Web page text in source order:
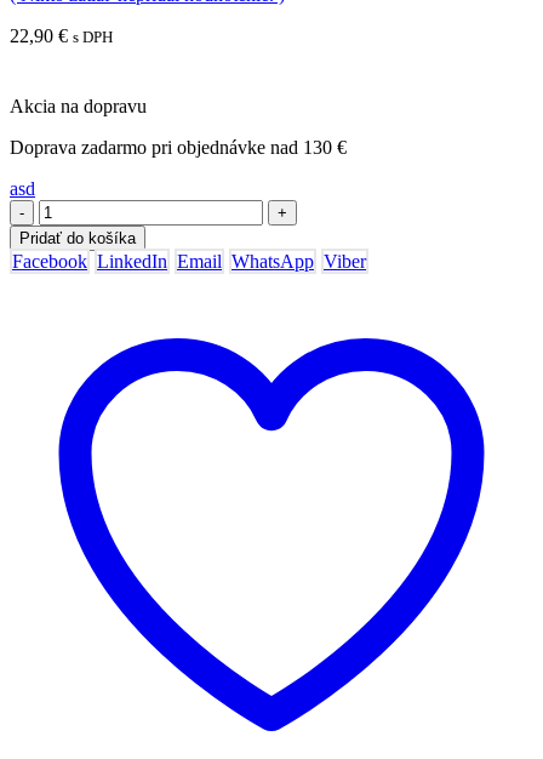
22,90 € s DPH
Akcia na dopravu
Doprava zadarmo pri objednávke nad 130 €
asd
-
+
Pridať do košíka
Facebook LinkedIn Email WhatsApp Viber